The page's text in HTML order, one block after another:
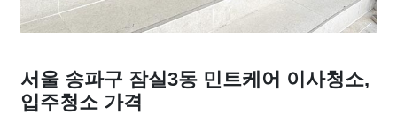
서울 송파구 잠실3동 민트케어 이사청소,
입주청소 가격